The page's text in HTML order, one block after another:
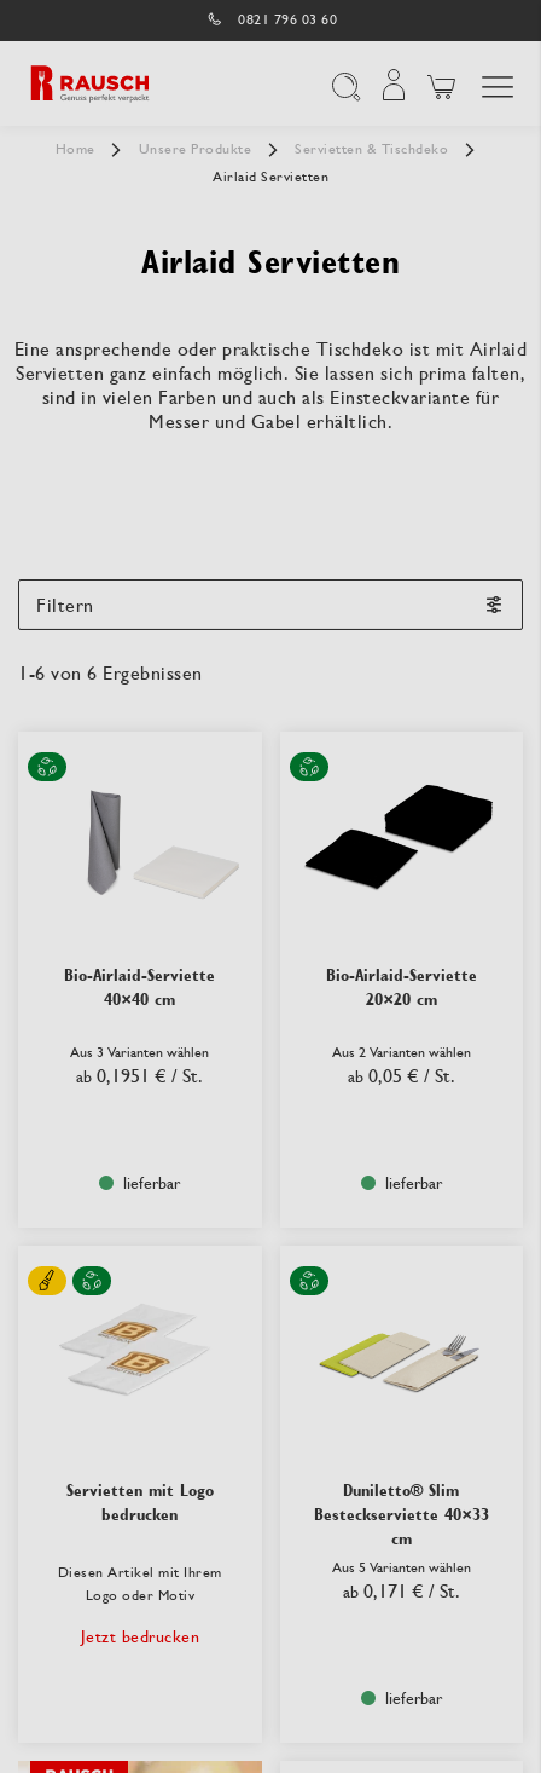
0821 796 03 60
Home Unsere Produkte
Servietten & Tischdeko
Airlaid Servietten
Airlaid Servietten
Eine ansprechende oder praktische Tischdeko ist mit Airlaid
Servietten ganz einfach möglich. Sie lassen sich prima falten,
sind in vielen Farben und auch als Einsteckvariante für
Messer und Gabel erhältlich.
1 -6 von 6 Ergebnissen
Bio-Airlaid-Serviette
40×40 cm
Aus 3 Varianten wählen
ab 0,1951 € / St.
lieferbar
Bio-Airlaid-Serviette
20×20 cm
Aus 2 Varianten wählen
ab 0,05 € / St.
lieferbar
Servietten mit Logo
bedrucken
Diesen Artikel mit Ihrem
Logo oder Motiv
Jetzt bedrucken
Duniletto® Slim
Besteckserviette 40×33
cm
Aus 5 Varianten wählen
ab 0,171 € / St.
lieferbar
Filtern